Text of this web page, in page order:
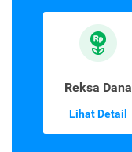
Reksa Dana
Lihat Detail